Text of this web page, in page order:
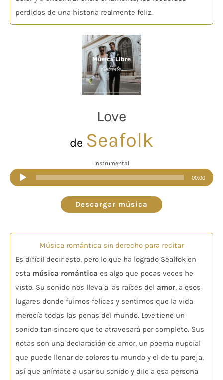
perdidos de una historia realmente feliz.
Love
de Seafolk
Instrumental
Reproductor
de
audio
00:00
Descargar música
Música romántica sin derecho para recitar
Es difícil decir esto, pero lo que ha logrado Sealfok en
esta música romántica es algo que pocas veces he
visto. Su sonido nos lleva a las raíces del amor, a esos
lugares donde fuimos felices y sentimos que la vida
merecía todas las penas del mundo. Lovetiene un
sonido tan sincero que te atravesará por completo. Sus
notas son una declaración de amor, un poema nupcial
que puede llenar de colores tu mundo y el de tu pareja,
así que anímate a usar su sonido y dile a esa persona